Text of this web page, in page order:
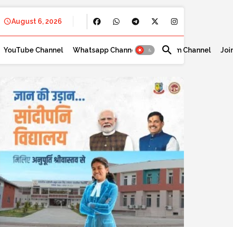
August 6, 2026
YouTube Channel Whatsapp Channel Telegram Channel